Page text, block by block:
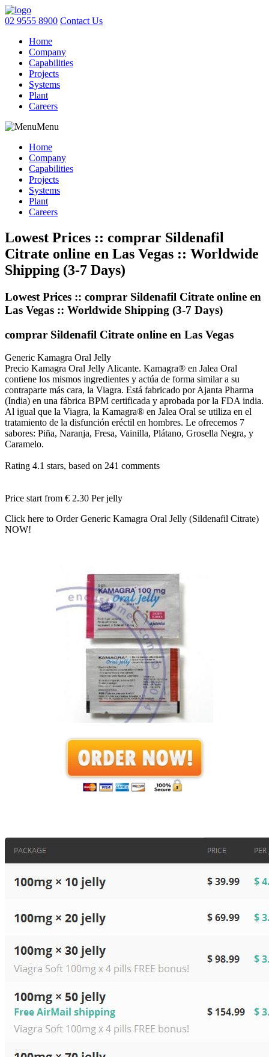
02 9555 8900 Contact Us
Home
Company
Capabilities
Projects
Systems
Plant
Careers
Menu
Home
Company
Capabilities
Projects
Systems
Plant
Careers
Lowest Prices :: comprar Sildenafil
Citrate online en Las Vegas :: Worldwide
Shipping (3-7 Days)
Lowest Prices :: comprar Sildenafil Citrate online en
Las Vegas :: Worldwide Shipping (3-7 Days)
comprar Sildenafil Citrate online en Las Vegas
Generic Kamagra Oral Jelly
Precio Kamagra Oral Jelly Alicante. Kamagra® en Jalea Oral
contiene los mismos ingredientes y actúa de forma similar a su
contraparte más cara, la Viagra. Está fabricado por Ajanta Pharma
(India) en una fábrica BPM certificada y aprobada por la FDA india.
Al igual que la Viagra, la Kamagra® en Jalea Oral se utiliza en el
tratamiento de la disfunción eréctil en hombres. Le ofrecemos 7
sabores: Piña, Naranja, Fresa, Vainilla, Plátano, Grosella Negra, y
Caramelo.
Rating 4.1 stars, based on 241 comments
Price start from € 2.30 Per jelly
Click here to Order Generic Kamagra Oral Jelly (Sildenafil Citrate)
NOW!